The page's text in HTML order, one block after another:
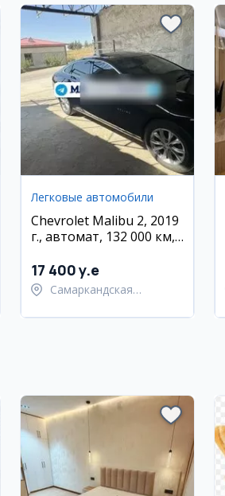
Легковые автомобили
Chevrolet Malibu 2, 2019
г., автомат, 132 000 км,
17 400 y.e
Самаркандская
Самаркандский район